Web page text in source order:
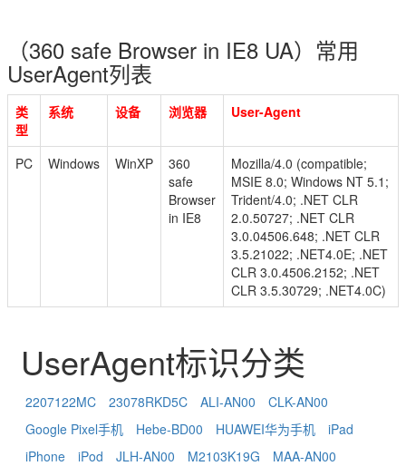
（360 safe Browser in IE8 UA）常用
UserAgent列表
类
型
系统 设备 浏览器 User-Agent
PC Windows WinXP
360
safe
Browser
in IE8
Mozilla/4.0 (compatible;
MSIE 8.0; Windows NT 5.1;
Trident/4.0; .NET CLR
2.0.50727; .NET CLR
3.0.04506.648; .NET CLR
3.5.21022; .NET4.0E; .NET
CLR 3.0.4506.2152; .NET
CLR 3.5.30729; .NET4.0C)
UserAgent标识分类
2207122MC 23078RKD5C ALI-AN00
CLK-AN00
Google Pixel手机
Hebe-BD00 HUAWEI华为手机
iPad
iPhone
iPod JLH-AN00 M2103K19G
MAA-AN00